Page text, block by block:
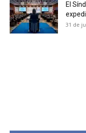
No te
El
31 de